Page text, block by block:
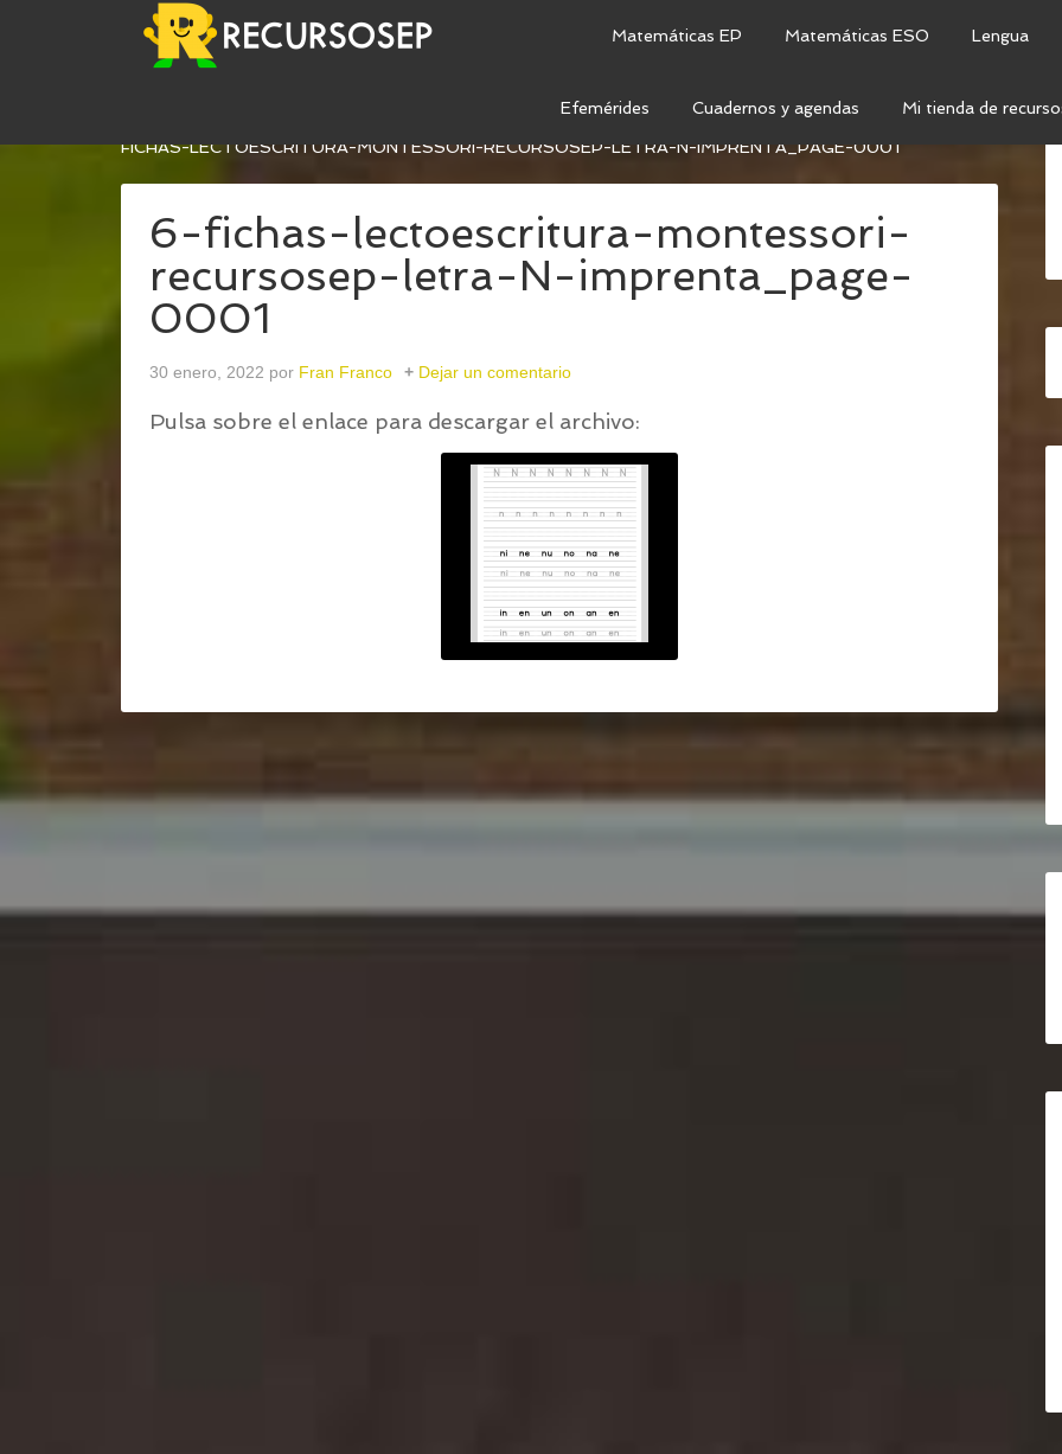
Matemáticas EP Matemáticas ESO Lengua
Efemérides Cuadernos y agendas Mi tienda de
FICHAS DE LECTOESCRITURA – LETRA N (LETRA LIGADA E IMPRENTA)
FICHAS-LECTOESCRITURA-MONTESSORI-RECURSOSEP-LETRA-N-IMPRENTA_PAGE-0001
6-fichas-lectoescritura-montessori-
recursosep-letra-N-imprenta_page-
0001
30 enero, 2022 por Fran Franco Dejar un comentario
Pulsa sobre el enlace para descargar el archivo: